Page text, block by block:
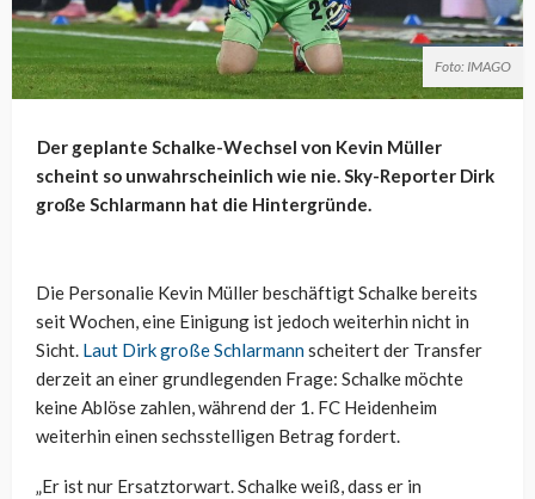
Foto: IMAGO
Der geplante Schalke-Wechsel von Kevin Müller
scheint so unwahrscheinlich wie nie. Sky-Reporter Dirk
große Schlarmann hat die Hintergründe.
Die Personalie Kevin Müller beschäftigt Schalke bereits
seit Wochen, eine Einigung ist jedoch weiterhin nicht in
Sicht. Laut Dirk große Schlarmannscheitert der Transfer
derzeit an einer grundlegenden Frage: Schalke möchte
keine Ablöse zahlen, während der 1. FC Heidenheim
weiterhin einen sechsstelligen Betrag fordert.
„Er ist nur Ersatztorwart. Schalke weiß, dass er in